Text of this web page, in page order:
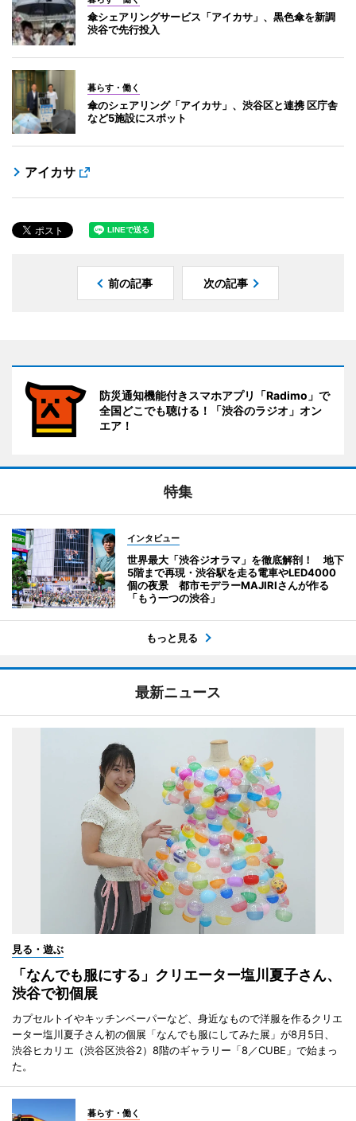
傘シェアリングサービス「アイカサ」、黒色傘を新調
渋谷で先行投入
暮らす・働く
傘のシェアリング「アイカサ」、渋谷区と連携 区庁舎
など5施設にスポット
アイカサ
前の記事 次の記事
防災通知機能付きスマホアプリ「Radimo」で
全国どこでも聴ける！「渋谷のラジオ」オン
エア！
特集
インタビュー
世界最大「渋谷ジオラマ」を徹底解剖！ 地下
5階まで再現・渋谷駅を走る電車やLED4000
個の夜景 都市モデラーMAJIRIさんが作る
「もう一つの渋谷」
もっと見る
最新ニュース
見る・遊ぶ
「なんでも服にする」クリエーター塩川夏子さん、
渋谷で初個展
カプセルトイやキッチンペーパーなど、身近なもので洋服を作るクリエ
ーター塩川夏子さん初の個展「なんでも服にしてみた展」が8月5日、
渋谷ヒカリエ（渋谷区渋谷2）8階のギャラリー「8／CUBE」で始まっ
た。
暮らす・働く